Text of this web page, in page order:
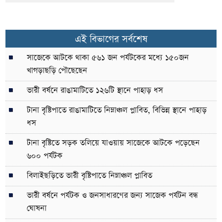
এই বিভাগের সর্বশেষ
সাজেকে আটকে থাকা ৫৬১ জন পর্যটকের মধ্যে ১৫০জন
খাগড়াছড়ি পৌছেছেন
ভারী বর্ষনে রাঙামাটিতে ১২৬টি স্থানে পাহাড় ধস
টানা বৃষ্টিপাতে রাঙামাটিতে নিম্নাঞ্চল প্লাবিত, বিভিন্ন স্থানে পাহাড়
ধস
টানা বৃষ্টিতে সড়ক তলিয়ে যাওয়ায় সাজেকে আটকে পড়েছেন
৬০০ পর্যটক
বিলাইছড়িতে ভারী বৃষ্টিপাতে নিম্নাঞ্চল প্লাবিত
ভারী বর্ষনে পর্যটক ও জনসাধারণের জন্য সাজেক পর্যটন বন্ধ
ঘোষনা